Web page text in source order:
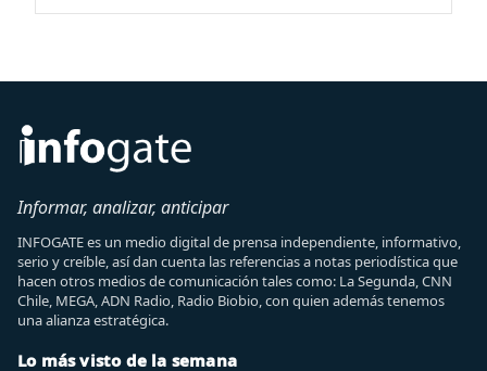
Informar, analizar, anticipar
INFOGATE es un medio digital de prensa independiente, informativo,
serio y creíble, así dan cuenta las referencias a notas periodística que
hacen otros medios de comunicación tales como: La Segunda, CNN
Chile, MEGA, ADN Radio, Radio Biobio, con quien además tenemos
una alianza estratégica.
Lo más visto de la semana